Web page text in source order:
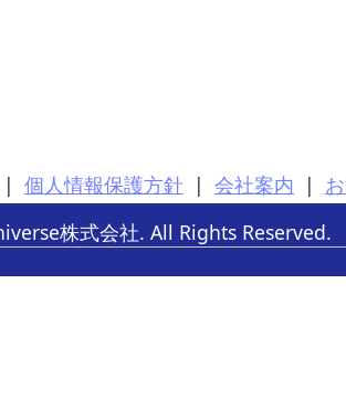
| 個人情報保護方針 | 会社案内 |
株式会社. All Rights Reserved.